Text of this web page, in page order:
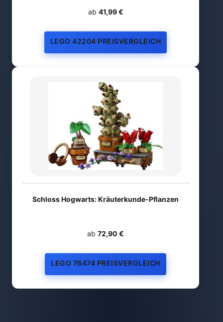
ab 41,99 €
LEGO 42204 PREISVERGLEICH
Schloss Hogwarts: Kräuterkunde-Pflanzen
ab 72,90 €
LEGO 76474 PREISVERGLEICH